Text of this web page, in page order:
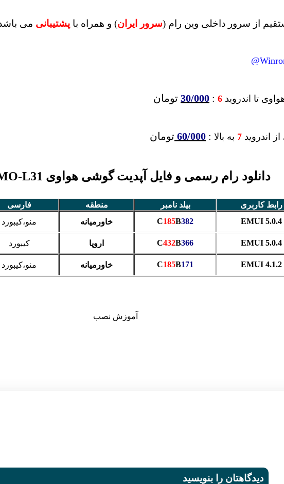
از سرور داخلی وین رام (سرور ایران) و همراه با پشتیبانی می
تا اندروید 6
:
30/000 تومان
اندروید 7 به بالا :
60/000 تومان
دانلود رام رسمی و فایل آپدیت گوشی هواوی GT3 NMO-L31
رابط کاربری بیلد نامبر منطقه
فارسی
EMUI 5.0.4
C185B382 خاورمیانه منو،کیبورد
EMUI 5.0.4
C432B366 اروپا کیبورد
EMUI 4.1.2
C185B171 خاورمیانه منو،کیبورد
آموزش نصب
دیدگاهتان را بنویسید